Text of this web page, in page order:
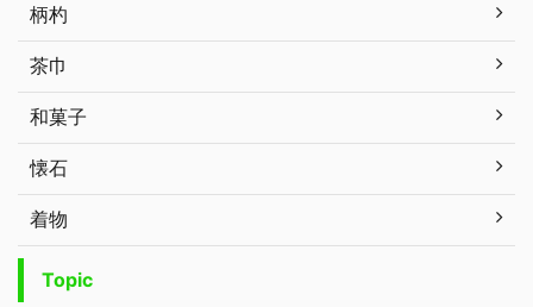
柄杓
茶巾
和菓子
懐石
着物
Topic